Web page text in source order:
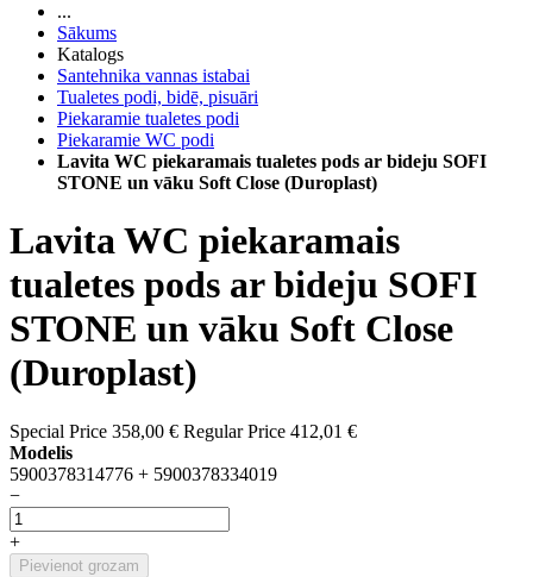
...
Sākums
Katalogs
Santehnika vannas istabai
Tualetes podi, bidē, pisuāri
Piekaramie tualetes podi
Piekaramie WC podi
Lavita WC piekaramais tualetes pods ar bideju SOFI
STONE un vāku Soft Close (Duroplast)
Lavita WC piekaramais
tualetes pods ar bideju SOFI
STONE un vāku Soft Close
(Duroplast)
Special Price 358,00 € Regular Price 412,01 €
Modelis
5900378314776 + 5900378334019
−
+
Pievienot grozam